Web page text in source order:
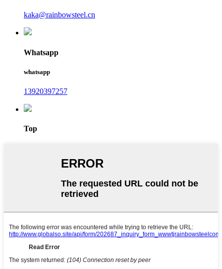
kaka@rainbowsteel.cn
Whatsapp
whatsapp
13920397257
Top